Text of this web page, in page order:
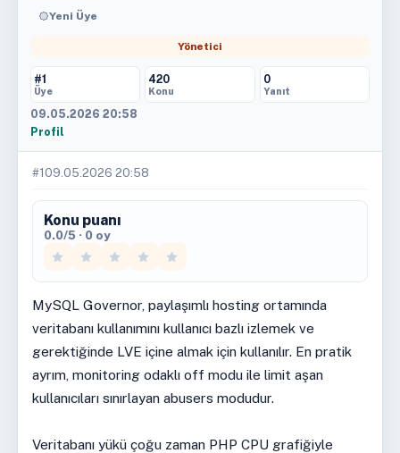
Yeni Üye
Yönetici
#1
Üye
420
Konu
0
Yanıt
09.05.2026 20:58
Profil
#1 09.05.2026 20:58
Konu puanı
0.0/5 · 0 oy
MySQL Governor, paylaşımlı hosting ortamında
veritabanı kullanımını kullanıcı bazlı izlemek ve
gerektiğinde LVE içine almak için kullanılır. En pratik
ayrım, monitoring odaklı off modu ile limit aşan
kullanıcıları sınırlayan abusers modudur.
Veritabanı yükü çoğu zaman PHP CPU grafiğiyle